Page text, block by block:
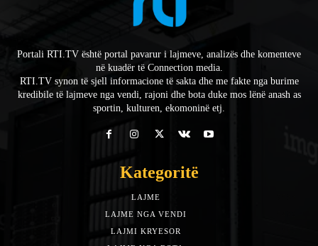
Portali RTI.TV është portal pavarur i lajmeve, analizës dhe komenteve
në kuadër të Connection media.
RTI.TV synon të sjell informacione të sakta dhe me fakte nga burime
kredibile të lajmeve nga vendi, rajoni dhe bota duke mos lënë anash as
sportin, kulturen, ekomoninë etj.
Kategoritë
LAJME
LAJME NGA VENDI
LAJMI KRYESOR